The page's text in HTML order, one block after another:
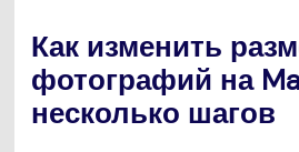
Как изменить
фотографий на
несколько шагов